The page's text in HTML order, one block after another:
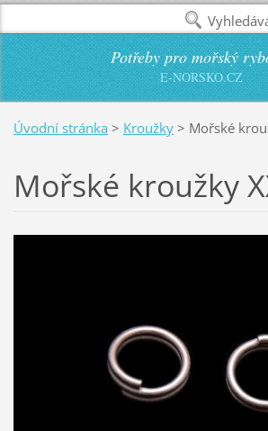
Potřeby pro mořský
E-NORSKO.CZ
Úvodní stránka > Kroužky > Mořské
Mořské kroužky